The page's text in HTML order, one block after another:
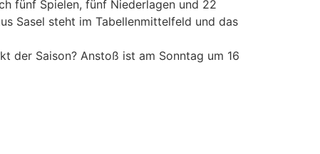
fünf Spielen, fünf Niederlagen und 22
Sasel steht im Tabellenmittelfeld und das
der Saison? Anstoß ist am Sonntag um 16